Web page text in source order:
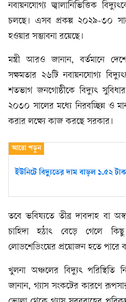
নবায়নযোগ্য জ্বালানিভিত্তিক
চলছে। এসব প্রকল্প ২০২৯-৩০
হওয়ার সম্ভাবনা রয়েছে।
মন্ত্রী আরও জানান, বর্তমানে
সক্ষমতার ২৬টি নবায়নযোগ্য
শতভাগ জনগোষ্ঠীকে বিদ্যুৎ
২০৩০ সালের মধ্যে নিরবচ্ছিন্ন ও
করার লক্ষ্যে কাজ করছে সরকার।
ইউনিটে বিদ্যুতের দাম বাড়ল ১.৫২
তবে ভবিষ্যতে তীব্র দাবদাহ বা
চাহিদা হঠাৎ বেড়ে গেলে
লোডশেডিংয়ের প্রয়োজন হতে পারে
খুলনা অঞ্চলের বিদ্যুৎ পরিস্থিতি
জানান, গ্যাস সংকটের কারণে রূপসার